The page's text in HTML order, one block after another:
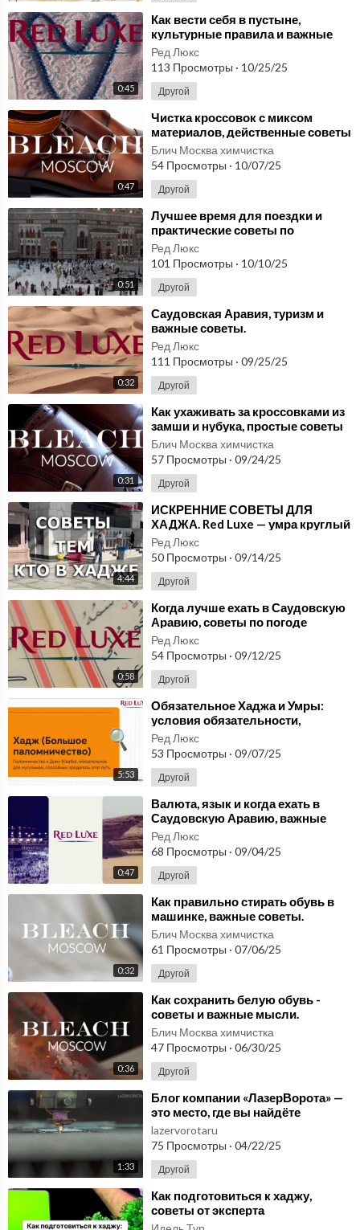
0:45
⁣Как вести себя в пустыне,
культурные правила и важные
советы
Ред Люкс
113 Просмотры · 10/25/25
Другой
0:47
⁣Чистка кроссовок с миксом
материалов, действенные советы
Блич Москва химчистка
54 Просмотры · 10/07/25
Другой
0:51
⁣Лучшее время для поездки и
практические советы по
Саудовской Аравии
Ред Люкс
101 Просмотры · 10/10/25
Другой
0:32
⁣Саудовская Аравия, туризм и
важные советы.
Ред Люкс
111 Просмотры · 09/25/25
Другой
0:31
⁣Как ухаживать за кроссовками из
замши и нубука, простые советы
Блич Москва химчистка
57 Просмотры · 09/24/25
Другой
4:44
⁣ИСКРЕННИЕ СОВЕТЫ ДЛЯ
ХАДЖА. Red Luxe — умра круглый
год, визы, трансферы, отели в
Мекке и Медине
Ред Люкс
50 Просмотры · 09/14/25
Другой
0:58
⁣Когда лучше ехать в Саудовскую
Аравию, советы по погоде
Ред Люкс
54 Просмотры · 09/12/25
Другой
5:53
⁣Обязательное Хаджа и Умры:
условия обязательности,
различия мазхабов и
практические советы
Ред Люкс
53 Просмотры · 09/07/25
Другой
0:47
⁣Валюта, язык и когда ехать в
Саудовскую Аравию, важные
советы.
Ред Люкс
68 Просмотры · 09/04/25
Другой
0:32
⁣Как правильно стирать обувь в
машинке, важные советы.
Блич Москва химчистка
61 Просмотры · 07/06/25
Другой
0:36
⁣⁣Как сохранить белую обувь -
советы и важные мысли.
Забудьте о грязи: секреты
белоснежной обуви!
Блич Москва химчистка
47 Просмотры · 06/30/25
Другой
1:33
⁣Блог компании «ЛазерВорота» —
это место, где вы найдёте
полезные советы, идеи и
вдохновение для созд
lazervorotaru
75 Просмотры · 04/22/25
Другой
⁣Как подготовиться к хаджу,
советы от эксперта